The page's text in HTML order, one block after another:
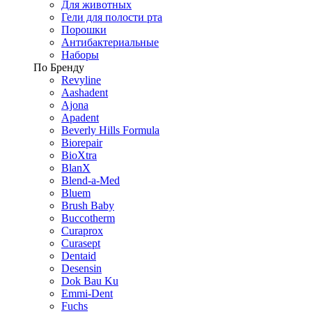
Для животных
Гели для полости рта
Порошки
Антибактериальные
Наборы
По Бренду
Revyline
Aashadent
Ajona
Apadent
Beverly Hills Formula
Biorepair
BioXtra
BlanX
Blend-a-Med
Bluem
Brush Baby
Buccotherm
Curaprox
Curasept
Dentaid
Desensin
Dok Bau Ku
Emmi-Dent
Fuchs